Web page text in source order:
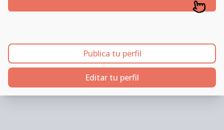
Publica tu perfil
Editar tu perfil